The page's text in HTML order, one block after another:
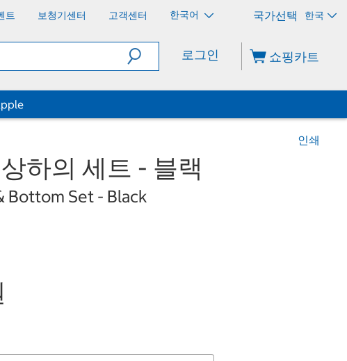
트 보청기센터 고객센터 한국어 한국
로그인 쇼핑카트
인쇄
하의 세트 - 블랙
Bottom Set - Black